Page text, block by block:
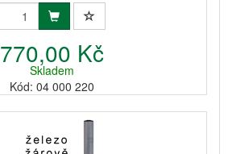
770,00 Kč
Skladem
Kód: 04 000 220